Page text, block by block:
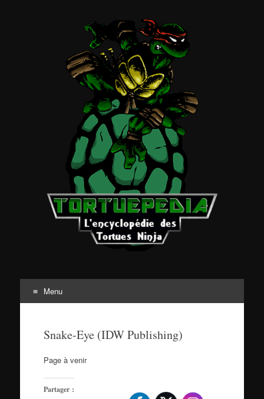
Menu
contenuSnake-Eye (IDW Publishing)
Page à venir
Partager :